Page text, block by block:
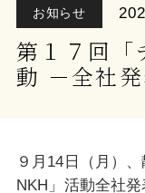
お知らせ
第１７回「
動 －全社
９月14日（月）
NKH」活動全社